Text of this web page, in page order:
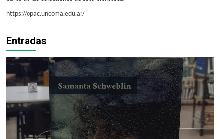
https://opac.uncoma.edu.ar/
Entradas